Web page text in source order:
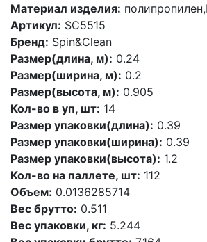
Материал изделия:
Артикул: SC5515
Бренд: Spin&Clean
Размер(длина, м): 0.24
Размер(ширина, м): 0.2
Размер(высота, м): 0.905
Кол-во в уп, шт: 14
Размер упаковки(длина): 0.39
Размер упаковки(ширина): 0.39
Размер упаковки(высота): 1.2
Кол-во на паллете, шт: 112
Объем: 0.0136285714
Вес брутто: 0.511
Вес упаковки, кг: 5.244